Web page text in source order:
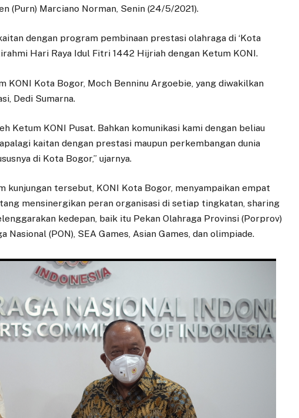
(Purn) Marciano Norman, Senin (24/5/2021).
dengan program pembinaan prestasi olahraga di ‘Kota
Hari Raya Idul Fitri 1442 Hijriah dengan Ketum KONI.
KONI Kota Bogor, Moch Benninu Argoebie, yang diwakilkan
Dedi Sumarna.
Ketum KONI Pusat. Bahkan komunikasi kami dengan beliau
kaitan dengan prestasi maupun perkembangan dunia
di Kota Bogor,” ujarnya.
kunjungan tersebut, KONI Kota Bogor, menyampaikan empat
mensinergikan peran organisasi di setiap tingkatan, sharing
kedepan, baik itu Pekan Olahraga Provinsi (Porprov)
Nasional (PON), SEA Games, Asian Games, dan olimpiade.